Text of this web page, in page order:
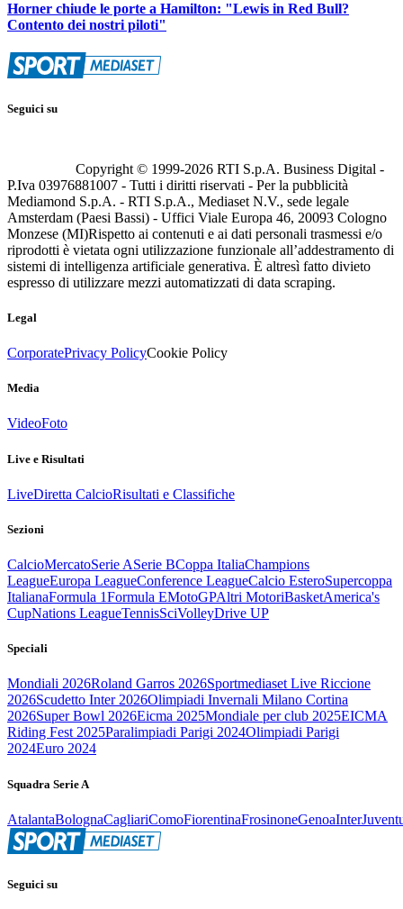
Horner chiude le porte a Hamilton: "Lewis in Red Bull?
Contento dei nostri piloti"
Seguici su
Copyright © 1999-2026 RTI S.p.A. Business Digital -
P.Iva 03976881007 - Tutti i diritti riservati - Per la pubblicità
Mediamond S.p.A. - RTI S.p.A., Mediaset N.V., sede legale
Amsterdam (Paesi Bassi) - Uffici Viale Europa 46, 20093 Cologno
Monzese (MI)Rispetto ai contenuti e ai dati personali trasmessi e/o
riprodotti è vietata ogni utilizzazione funzionale all’addestramento di
sistemi di intelligenza artificiale generativa. È altresì fatto divieto
espresso di utilizzare mezzi automatizzati di data scraping.
Legal
CorporatePrivacy PolicyCookie Policy
Media
VideoFoto
Live e Risultati
LiveDiretta CalcioRisultati e Classifiche
Sezioni
CalcioMercatoSerie ASerie BCoppa ItaliaChampions
LeagueEuropa LeagueConference LeagueCalcio EsteroSupercoppa
ItalianaFormula 1Formula EMotoGPAltri MotoriBasketAmerica's
CupNations LeagueTennisSciVolleyDrive UP
Speciali
Mondiali 2026Roland Garros 2026Sportmediaset Live Riccione
2026Scudetto Inter 2026Olimpiadi Invernali Milano Cortina
2026Super Bowl 2026Eicma 2025Mondiale per club 2025EICMA
Riding Fest 2025Paralimpiadi Parigi 2024Olimpiadi Parigi
2024Euro 2024
Squadra Serie A
AtalantaBolognaCagliariComoFiorentinaFrosinoneGenoaInter
Seguici su